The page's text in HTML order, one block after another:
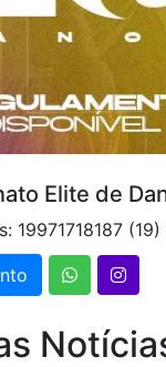
Elite de
19971718187